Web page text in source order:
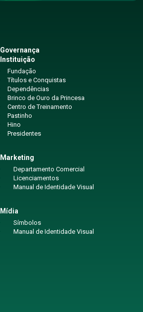
Governança
Instituição
Fundação
Títulos e Conquistas
Dependências
Brinco de Ouro da Princesa
Centro de Treinamento
Pastinho
Hino
Presidentes
Marketing
Departamento Comercial
Licenciamentos
Manual de Identidade Visual
Mídia
Símbolos
Manual de Identidade Visual